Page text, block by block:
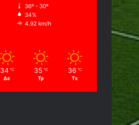
36º - 30º
34%
4.92 km/h
34 ℃
Δε
35 ℃
Τρ
36 ℃
Τε